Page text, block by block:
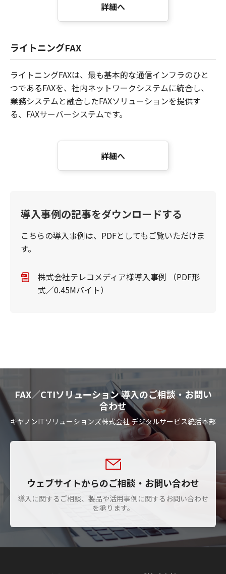
詳細へ
ライトニングFAX
ライトニングFAXは、最も基本的な通信インフラのひと
つであるFAXを、社内ネットワークシステムに統合し、
業務システムと融合したFAXソリューションを提供す
る、FAXサーバーシステムです。
詳細へ
導入事例の記事をダウンロードする
こちらの導入事例は、PDFとしてもご覧いただけま
す。
株式会社テレコメディア様導入事例 （PDF形
式／0.45Mバイト）
FAX／CTIソリューション 導入のご相談・お問い
合わせ
キヤノンITソリューションズ株式会社 デジタルサービス統括本部
ウェブサイトからのご相談・お問い合わせ
導入に関するご相談、製品や活用事例に関するお問い合わせ
を承ります。